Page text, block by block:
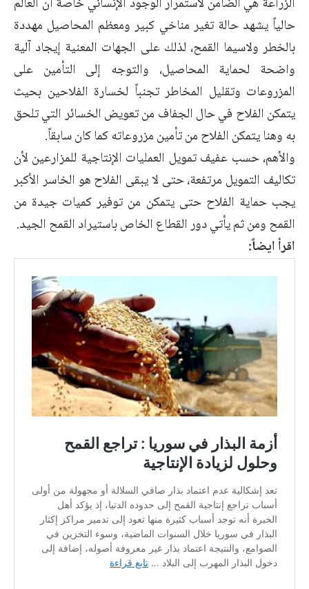
حالياً يشهد حالة تغير مناخي كبير ومعظم المحاصيل مهددة
بالخطر ولاسيما القمح، لذلك على الجهات المعنية إيجاد آلية
واضحة لحماية المحاصيل، والتوجه إلى التأمين على
المزروعات وتقليل المخاطر تجنباً لخسارة الفلاحين بحيث
يتمكن الفلاح في حال الجفاف من تعويض الخسائر التي تلحق
به وهنا يتمكن الفلاح من تأمين مزروعاته كما كان سابقاً.
والأهم، حسب عفيف تمويل العمليات الإنتاجية للمزارعين لأن
تكاليف التمويل مرتفعة، حتى لا يبقى الفلاح هو الخاسر الأكبر
يجب حماية الفلاح حتى يتمكن من توفير كميات جيدة من
القمح ومن ثم يأتي دور القطاع الخاص باستيراد القمح الجيد.
اقرأ ايضاً: